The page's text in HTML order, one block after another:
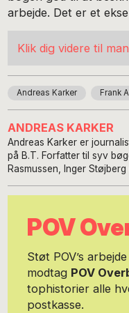
arbejde. Det er et
Klik dig videre til
Andreas Karker Frank
ANDREAS KARKER
Andreas Karker er
på B.T. Forfatter til syv
Rasmussen, Inger
POV
Støt POV’s
modtag POV
tophistorier alle
postkasse.